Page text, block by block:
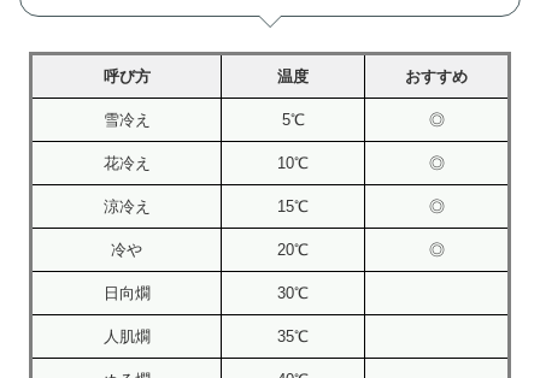
呼び方 温度 おすすめ
雪冷え 5℃ ◎
花冷え 10℃ ◎
涼冷え 15℃ ◎
冷や 20℃ ◎
日向燗 30℃
人肌燗 35℃